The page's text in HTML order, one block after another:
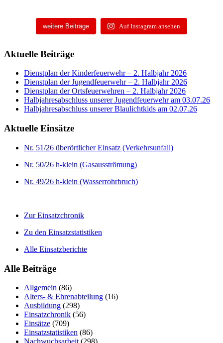
weitere Beiträge Auf Instagram ansehen
Aktuelle Beiträge
Dienstplan der Kinderfeuerwehr – 2. Halbjahr 2026
Dienstplan der Jugendfeuerwehr – 2. Halbjahr 2026
Dienstplan der Ortsfeuerwehren – 2. Halbjahr 2026
Halbjahresabschluss unserer Jugendfeuerwehr am 03.07.26
Halbjahresabschluss unserer Blaulichtkids am 02.07.26
Aktuelle Einsätze
Nr. 51/26 überörtlicher Einsatz (Verkehrsunfall)
Nr. 50/26 h-klein (Gasausströmung)
Nr. 49/26 h-klein (Wasserrohrbruch)
Zur Einsatzchronik
Zu den Einsatzstatistiken
Alle Einsatzberichte
Alle Beiträge
Allgemein (86)
Alters- & Ehrenabteilung (16)
Ausbildung (298)
Einsatzchronik (56)
Einsätze (709)
Einsatzstatistiken (86)